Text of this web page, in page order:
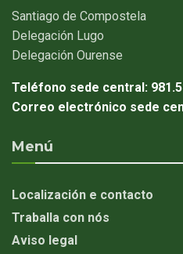
Santiago de Compostela
Delegación Lugo
Delegación Ourense
Teléfono sede central:
Correo electrónico sede
Menú
Localización e contacto
Traballa con nós
Aviso legal